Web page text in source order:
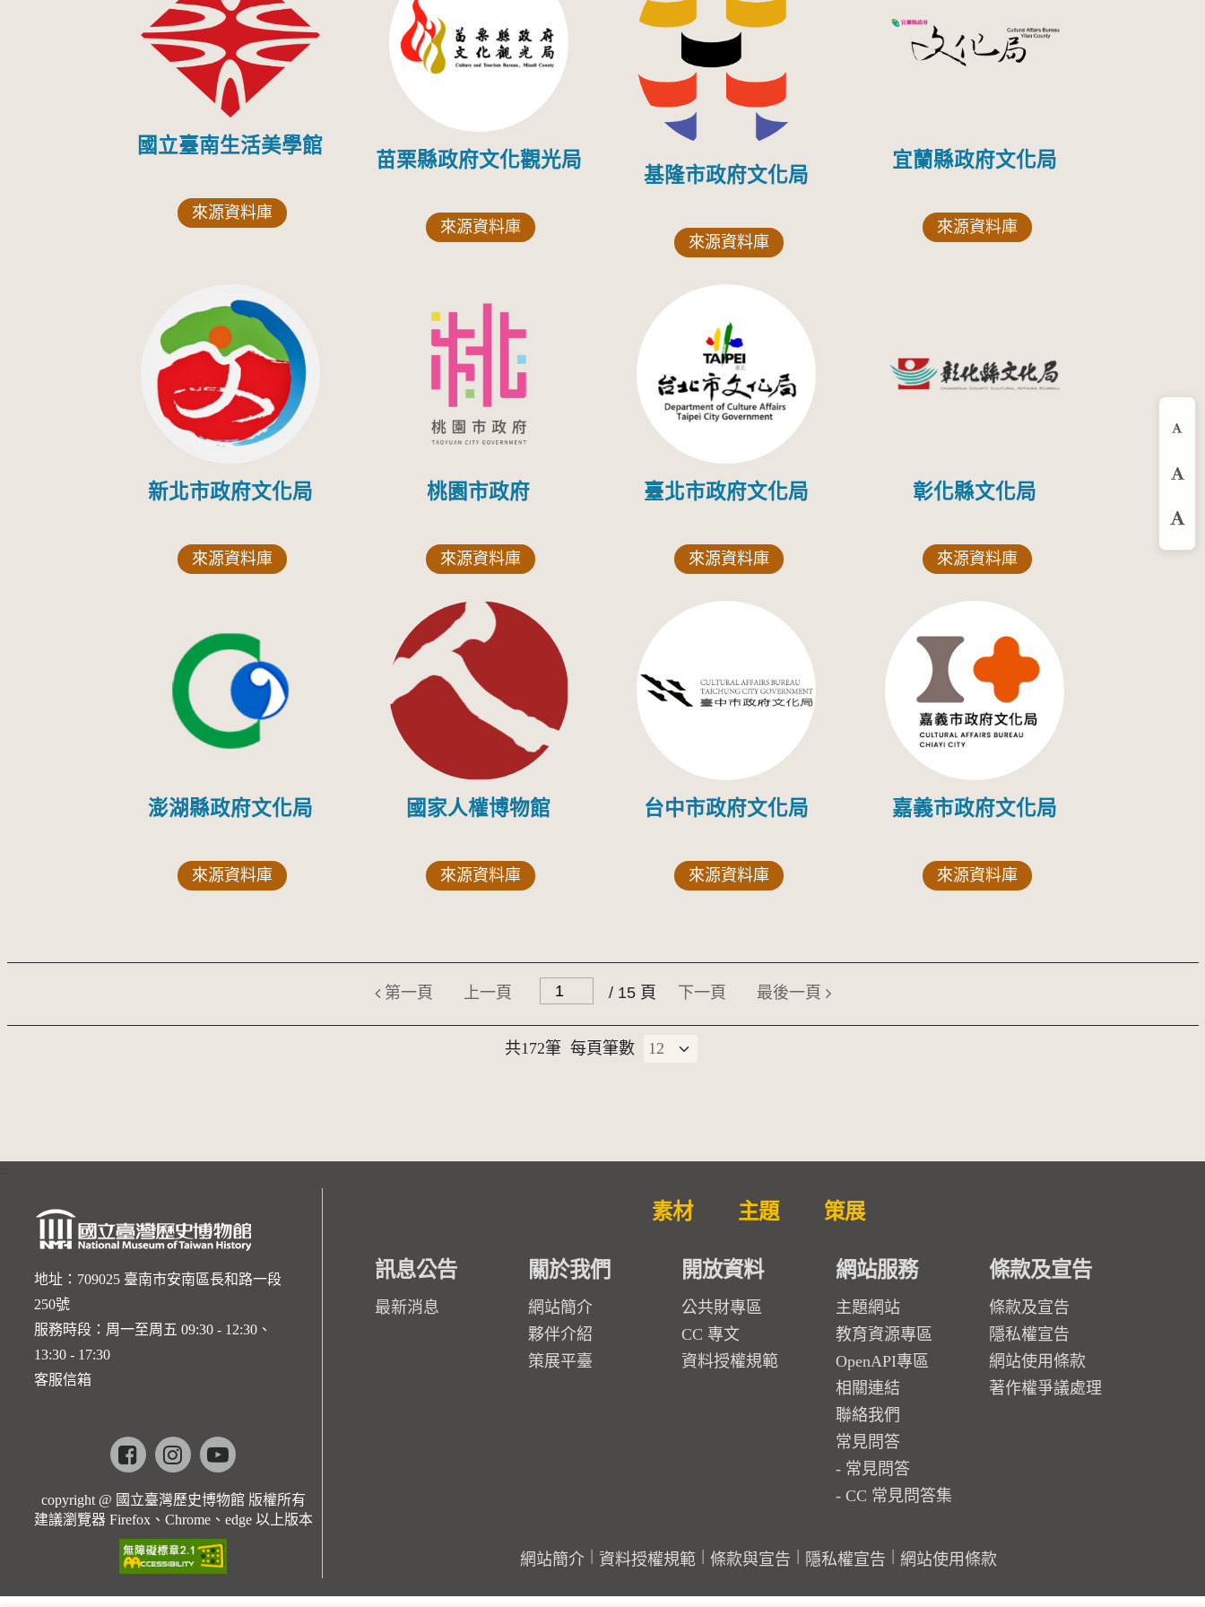
國立臺南生活美學館
來源資料庫
苗栗縣政府文化觀光局
來源資料庫
基隆市政府文化局
來源資料庫
宜蘭縣政府文化局
來源資料庫
新北市政府文化局
來源資料庫
桃園市政府
來源資料庫
臺北市政府文化局
來源資料庫
彰化縣文化局
來源資料庫
澎湖縣政府文化局
來源資料庫
國家人權博物館
來源資料庫
台中市政府文化局
來源資料庫
嘉義市政府文化局
來源資料庫
第一頁 上一頁 / 15 頁 下一頁 最後一頁
共172筆 每頁筆數
放
地址：709025 臺南市安南區長和路一段
250號
服務時段：周一至周五 09:30 - 12:30、
13:30 - 17:30
客服信箱
Facebookinstagramyoutube
copyright @ 國立臺灣歷史博物館 版權所有
建議瀏覽器 Firefox、Chrome、edge 以上版本
素材 主題 策展
訊息公告
最新消息
關於我們
網站簡介
夥伴介紹
策展平臺
開放資料
公共財專區
CC 專文
資料授權規範
網站服務
主題網站
教育資源專區
OpenAPI專區
相關連結
聯絡我們
常見問答
常見問答
CC 常見問答集
條款及宣告
條款及宣告
隱私權宣告
網站使用條款
著作權爭議處理
網站簡介 資料授權規範 條款與宣告 隱私權宣告 網站使用條款